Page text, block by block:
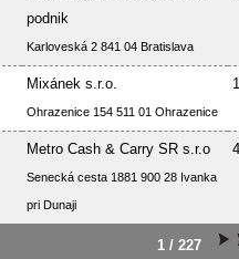
podnik
Karloveská 2 841 04 Bratislava
Mixánek s.r.o.
Ohrazenice 154 511 01 Ohrazenice
Metro Cash & Carry SR s.r.o
Senecká cesta 1881 900 28 Ivanka
pri Dunaji
1 / 227